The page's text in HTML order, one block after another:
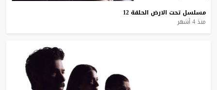
مسلسل تحت الارض الحلقة 12
منذ 4 أشهر